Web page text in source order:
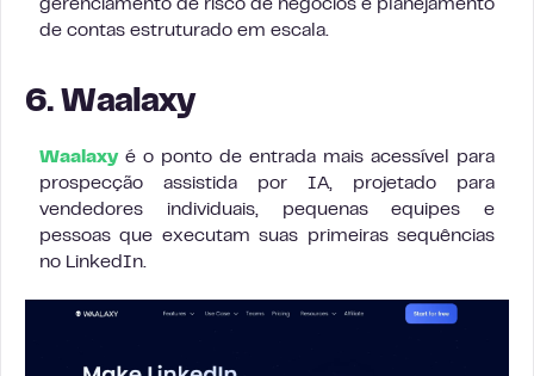
gerenciamento de risco de negócios e planejamento
de contas estruturado em escala.
6. Waalaxy
Waalaxyé o ponto de entrada mais acessível para
prospecção assistida por IA, projetado para
vendedores individuais, pequenas equipes e
pessoas que executam suas primeiras sequências
no LinkedIn.